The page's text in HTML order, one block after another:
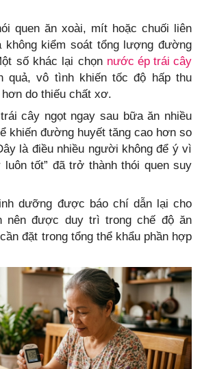
quen ăn xoài, mít hoặc chuối liên
không kiểm soát tổng lượng đường
số khác lại chọn nước ép trái cây
quả, vô tình khiến tốc độ hấp thu
do thiếu chất xơ.
cây ngọt ngay sau bữa ăn nhiều
khiến đường huyết tăng cao hơn so
là điều nhiều người không để ý vì
luôn tốt” đã trở thành thói quen suy
dưỡng được báo chí dẫn lại cho
nên được duy trì trong chế độ ăn
đặt trong tổng thể khẩu phần hợp